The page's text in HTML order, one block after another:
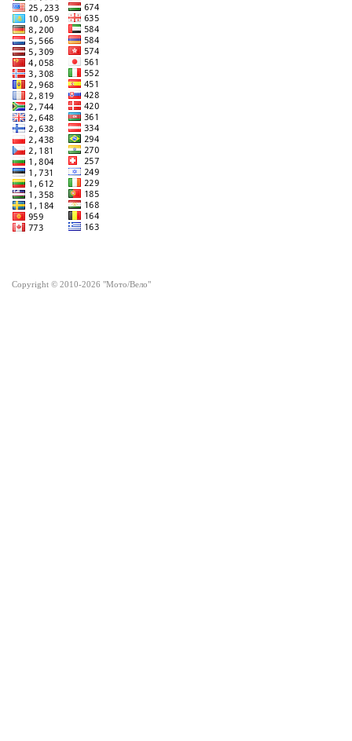
Copyright © 2010-2026 "Мото/Вело"